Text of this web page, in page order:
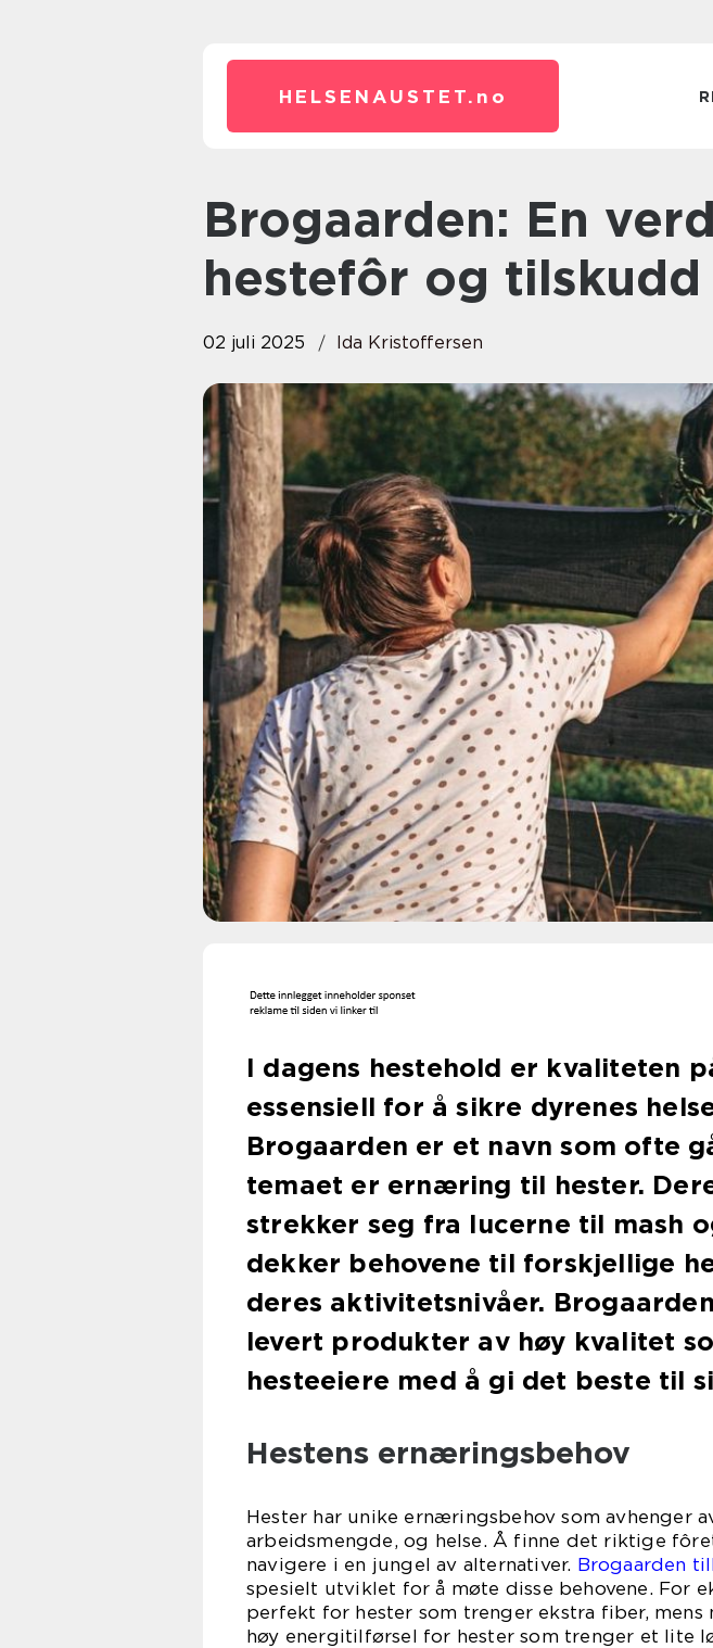
HELSENAUSTET. no
Brogaarden: En verden av
hestefôr og tilskudd
02 juli 2025 Ida Kristoffersen
I dagens hestehold er kvaliteten
essensiell for å sikre dyrenes
Brogaarden er et navn som ofte
temaet er ernæring til hester.
strekker seg fra lucerne til mash
dekker behovene til forskjellige
deres aktivitetsnivåer.
levert produkter av høy kvalitet
hesteeiere med å gi det beste til
Hestens ernæringsbehov
Hester har unike ernæringsbehov som avhenger
arbeidsmengde, og helse. Å finne det riktige
navigere i en jungel av alternativer. Brogaarden
spesielt utviklet for å møte disse behovene. For
perfekt for hester som trenger ekstra fiber, mens
høy energitilførsel for hester som trenger et lite